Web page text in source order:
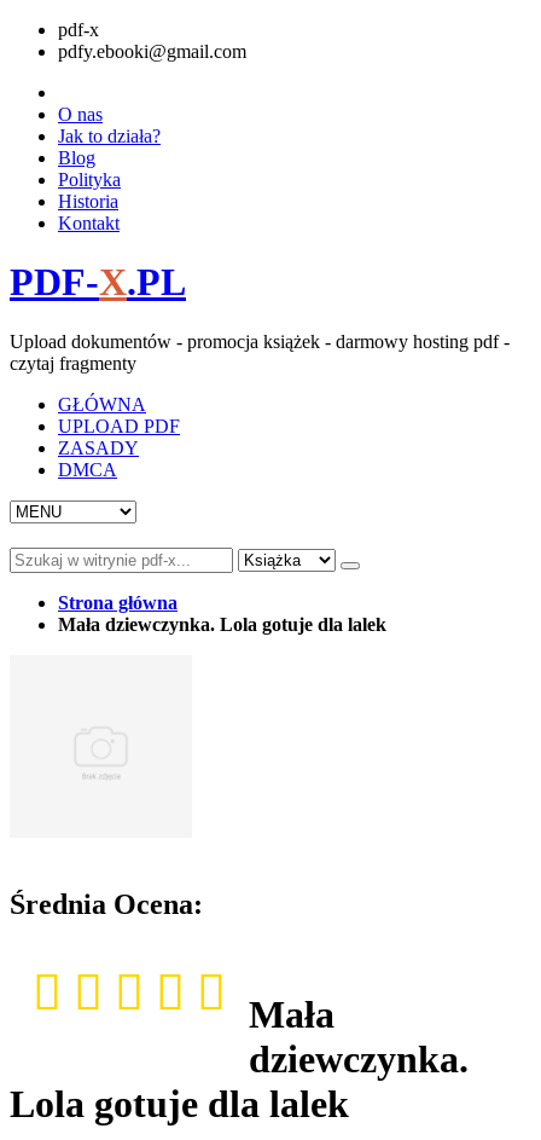
pdf-x
pdfy.ebooki@gmail.com
O nas
Jak to działa?
Blog
Polityka
Historia
Kontakt
PDF-X.PL
Upload dokumentów - promocja książek - darmowy hosting pdf -
czytaj fragmenty
GŁÓWNA
UPLOAD PDF
ZASADY
DMCA
Strona główna
Mała dziewczynka. Lola gotuje dla lalek
Średnia Ocena:
Mała
dziewczynka.
Lola gotuje dla lalek